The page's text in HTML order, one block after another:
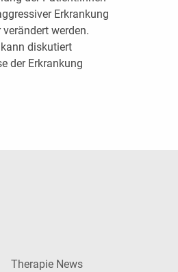
Erkrankung
werden.
diskutiert
der Erkrankung
Therapie News